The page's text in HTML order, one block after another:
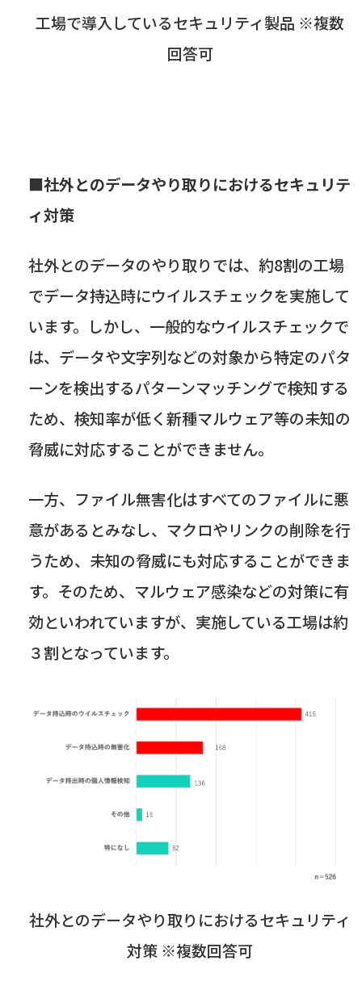
工場で導入しているセキュリティ製品 ※複数
回答可
■社外とのデータやり取りにおけるセキュリテ
ィ対策
社外とのデータのやり取りでは、約8割の工場
でデータ持込時にウイルスチェックを実施して
います。しかし、一般的なウイルスチェックで
は、データや文字列などの対象から特定のパタ
ーンを検出するパターンマッチングで検知する
ため、検知率が低く新種マルウェア等の未知の
脅威に対応することができません。
一方、ファイル無害化はすべてのファイルに悪
意があるとみなし、マクロやリンクの削除を行
うため、未知の脅威にも対応することができま
す。そのため、マルウェア感染などの対策に有
効といわれていますが、実施している工場は約
３割となっています。
社外とのデータやり取りにおけるセキュリティ
対策 ※複数回答可